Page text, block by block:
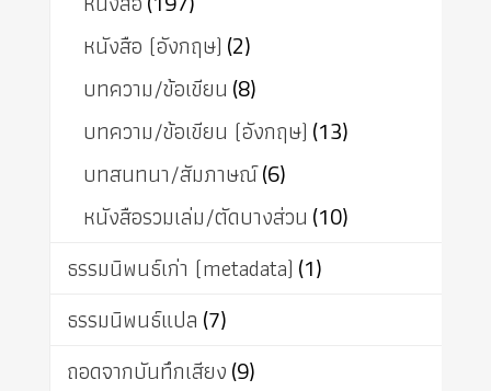
หนังสือ (อังกฤษ) (2)
บทความ/ข้อเขียน (8)
บทความ/ข้อเขียน (อังกฤษ) (13)
บทสนทนา/สัมภาษณ์(6)
หนังสือรวมเล่ม/ตัดบางส่วน (10)
ธรรมนิพนธ์เก่า (metadata) (1)
ธรรมนิพนธ์แปล (7)
ถอดจากบันทึกเสียง(9)